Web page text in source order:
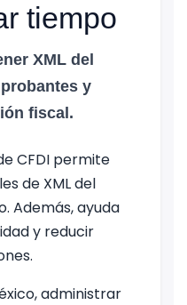
tiempo
XML del
y
fiscal.
CFDI permite
de XML del
Además, ayuda
y reducir
administrar